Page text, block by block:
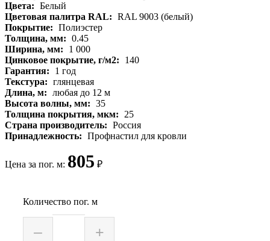
Цвета: Белый
Цветовая палитра RAL: RAL 9003 (белый)
Покрытие: Полиэстер
Толщина, мм: 0.45
Ширина, мм:
1 000
Цинковое покрытие, г/м2:
140
Гарантия:
1 год
Текстура: глянцевая
Длина, м: любая до 12 м
Высота волны, мм: 35
Толщина покрытия, мкм: 25
Страна производитель: Россия
Принадлежность: Профнастил для кровли
Цена за пог. м: 805 ₽
Количество пог. м
– +